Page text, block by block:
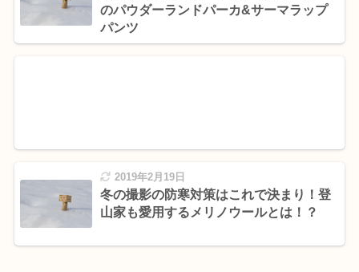
のパウダーランドパーカ&サーマラップ
パンツ
2019年2月19日
冬の撮影の防寒対策はこれで決まり！登
山家も愛用するメリノウールとは！？